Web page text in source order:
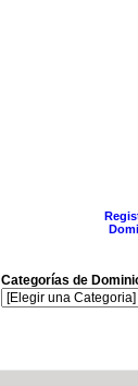
Categorías de